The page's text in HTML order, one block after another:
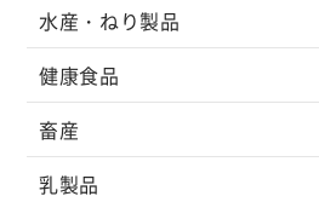
水産・ねり製品
健康食品
畜産
乳製品